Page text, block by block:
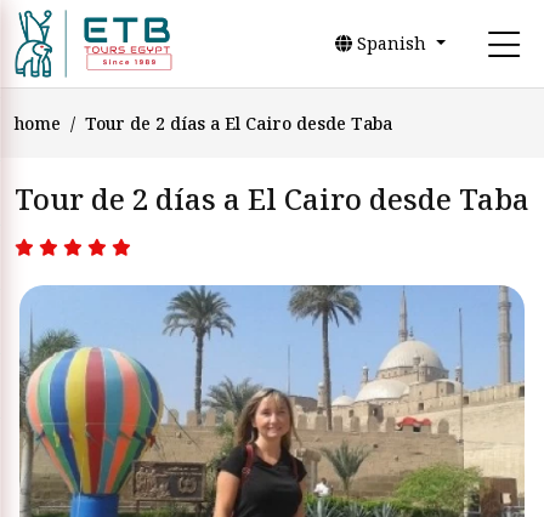
Spanish
home Tour de 2 días a El Cairo desde Taba
Tour de 2 días a El Cairo desde Taba